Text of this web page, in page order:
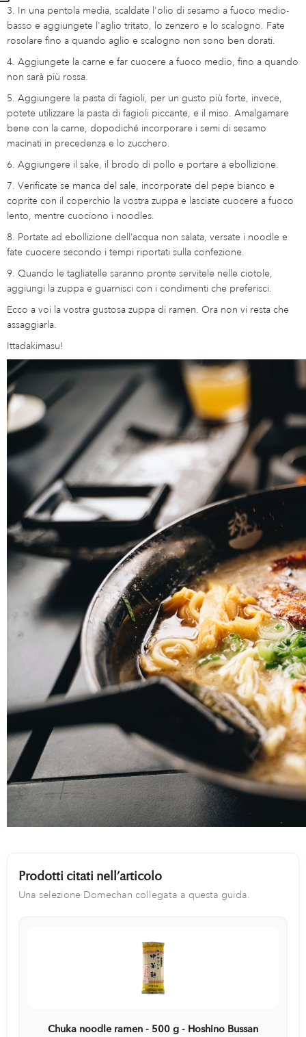
3. In una pentola media, scaldate l'olio di sesamo a fuoco medio-
basso e aggiungete l'aglio tritato, lo zenzero e lo scalogno. Fate
rosolare fino a quando aglio e scalogno non sono ben dorati.
4. Aggiungete la carne e far cuocere a fuoco medio, fino a quando
non sarà più rossa.
5. Aggiungere la pasta di fagioli, per un gusto più forte, invece,
potete utilizzare la pasta di fagioli piccante, e il miso. Amalgamare
bene con la carne, dopodiché incorporare i semi di sesamo
macinati in precedenza e lo zucchero.
6. Aggiungere il sake, il brodo di pollo e portare a ebollizione.
7. Verificate se manca del sale, incorporate del pepe bianco e
coprite con il coperchio la vostra zuppa e lasciate cuocere a fuoco
lento, mentre cuociono i noodles.
8. Portate ad ebollizione dell’acqua non salata, versate i noodle e
fate cuocere secondo i tempi riportati sulla confezione.
9. Quando le tagliatelle saranno pronte servitele nelle ciotole,
aggiungi la zuppa e guarnisci con i condimenti che preferisci.
Ecco a voi la vostra gustosa zuppa di ramen. Ora non vi resta che
assaggiarla.
Ittadakimasu!
Prodotti citati nell’articolo
Una selezione Domechan collegata a questa guida.
Chuka noodle ramen - 500 g - Hoshino Bussan